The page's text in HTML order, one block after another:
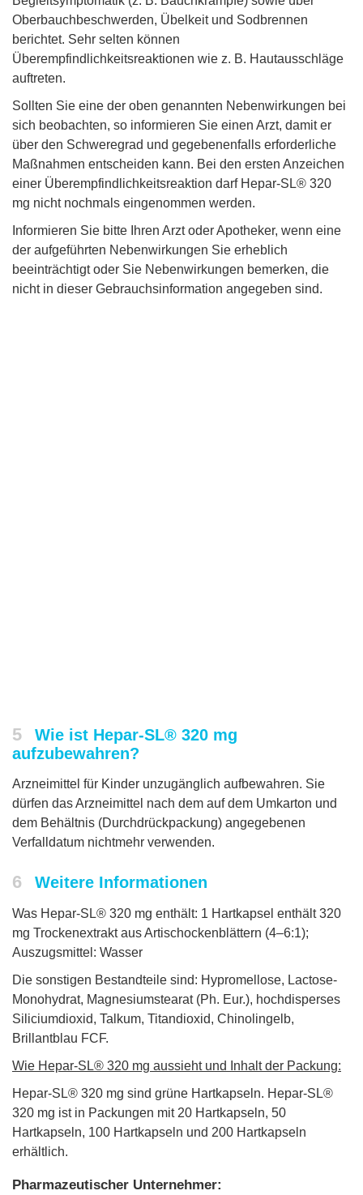
Oberbauchbeschwerden, Übelkeit und Sodbrennen
berichtet. Sehr selten können
Überempfindlichkeitsreaktionen wie z. B. Hautausschläge
auftreten.
Sollten Sie eine der oben genannten Nebenwirkungen bei
sich beobachten, so informieren Sie einen Arzt, damit er
über den Schweregrad und gegebenenfalls erforderliche
Maßnahmen entscheiden kann. Bei den ersten Anzeichen
einer Überempfindlichkeitsreaktion darf Hepar-SL® 320
mg nicht nochmals eingenommen werden.
Informieren Sie bitte Ihren Arzt oder Apotheker, wenn eine
der aufgeführten Nebenwirkungen Sie erheblich
beeinträchtigt oder Sie Nebenwirkungen bemerken, die
nicht in dieser Gebrauchsinformation angegeben sind.
5
Wie ist Hepar-SL® 320 mg
aufzubewahren?
Arzneimittel für Kinder unzugänglich aufbewahren. Sie
dürfen das Arzneimittel nach dem auf dem Umkarton und
dem Behältnis (Durchdrückpackung) angegebenen
Verfalldatum nichtmehr verwenden.
6 Weitere Informationen
Was Hepar-SL® 320 mg enthält: 1 Hartkapsel enthält 320
mg Trockenextrakt aus Artischockenblättern (4–6:1);
Auszugsmittel: Wasser
Die sonstigen Bestandteile sind: Hypromellose, Lactose-
Monohydrat, Magnesiumstearat (Ph. Eur.), hochdisperses
Siliciumdioxid, Talkum, Titandioxid, Chinolingelb,
Brillantblau FCF.
Wie Hepar-SL® 320 mg aussieht und Inhalt der Packung:
Hepar-SL® 320 mg sind grüne Hartkapseln. Hepar-SL®
320 mg ist in Packungen mit 20 Hartkapseln, 50
Hartkapseln, 100 Hartkapseln und 200 Hartkapseln
erhältlich.
Pharmazeutischer Unternehmer: